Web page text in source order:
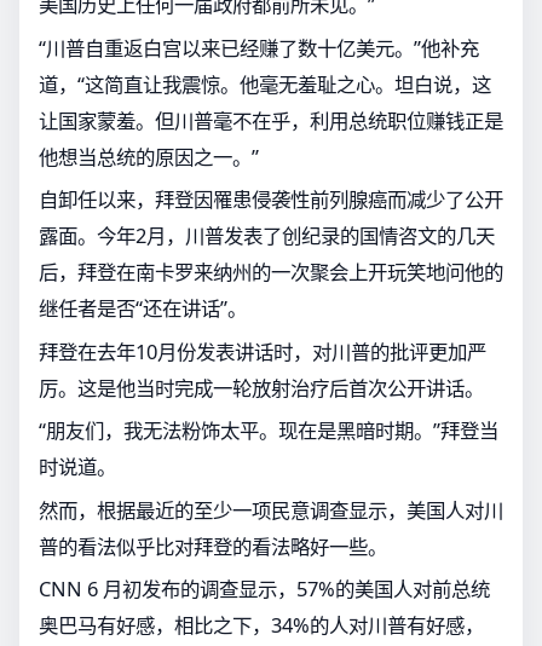
“川普自重返白宫以来已经赚了数十亿美元。”他补充
道，“这简直让我震惊。他毫无羞耻之心。坦白说，这
让国家蒙羞。但川普毫不在乎，利用总统职位赚钱正是
他想当总统的原因之一。”
自卸任以来，拜登因罹患侵袭性前列腺癌而减少了公开
露面。今年2月，川普发表了创纪录的国情咨文的几天
后，拜登在南卡罗来纳州的一次聚会上开玩笑地问他的
继任者是否“还在讲话”。
拜登在去年10月份发表讲话时，对川普的批评更加严
厉。这是他当时完成一轮放射治疗后首次公开讲话。
“朋友们，我无法粉饰太平。现在是黑暗时期。”拜登当
时说道。
然而，根据最近的至少一项民意调查显示，美国人对川
普的看法似乎比对拜登的看法略好一些。
CNN 6 月初发布的调查显示，57%的美国人对前总统
奥巴马有好感，相比之下，34%的人对川普有好感，